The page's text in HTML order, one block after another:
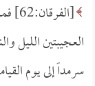
العجيبتين الليل
سرمداً إلى يوم